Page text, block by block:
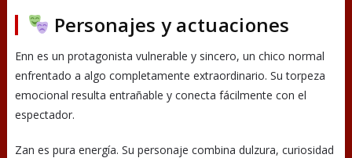
Personajes y actuaciones
Enn es un protagonista vulnerable y sincero, un chico normal
enfrentado a algo completamente extraordinario. Su torpeza
emocional resulta entrañable y conecta fácilmente con el
espectador.
Zan es pura energía. Su personaje combina dulzura, curiosidad